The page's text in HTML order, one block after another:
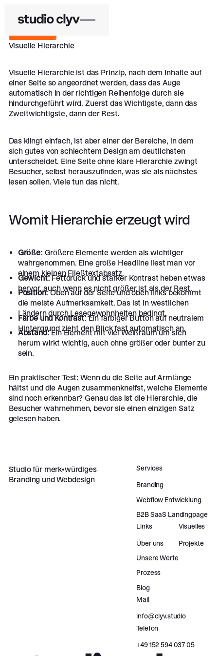
Zurück
Visuelle Hierarchie
Visuelle Hierarchie ist das Prinzip, nach dem Inhalte auf
einer Seite so angeordnet werden, dass das Auge
automatisch in der richtigen Reihenfolge durch sie
hindurchgeführt wird. Zuerst das Wichtigste, dann das
Zweitwichtigste, dann der Rest.
Das klingt einfach, ist aber einer der Bereiche, in dem
sich gutes von schlechtem Design am deutlichsten
unterscheidet. Eine Seite ohne klare Hierarchie zwingt
Besucher, selbst herauszufinden, was sie als nächstes
lesen sollen. Viele tun das nicht.
Womit Hierarchie erzeugt wird
Größe: Größere Elemente werden als wichtiger
wahrgenommen. Eine große Headline liest man vor
einem kleinen Fließtextabsatz.
Gewicht:Fettdruck und starker Kontrast heben etwas
hervor, auch wenn es nicht größer ist als der Rest.
Position:Oben auf der Seite und oben links bekommt
die meiste Aufmerksamkeit. Das ist in westlichen
Ländern durch Lesegewohnheiten bedingt.
Farbe und Kontrast:Ein farbiger Button auf neutralem
Hintergrund zieht den Blick fast automatisch an.
Abstand:Ein Element mit viel Weißraum um sich
herum wirkt wichtig, auch ohne größer oder bunter zu
sein.
Ein praktischer Test: Wenn du die Seite auf Armlänge
hältst und die Augen zusammenkneifst, welche Elemente
sind noch erkennbar? Genau das ist die Hierarchie, die
Besucher wahrnehmen, bevor sie einen einzigen Satz
gelesen haben.
Studio für merk•würdiges
Branding und Webdesign
Services
Branding
Webflow Entwicklung
B2B SaaS Landingpage
Links
Über uns
Unsere Werte
Prozess
Blog
Visuelles
Projekte
Mail
info@clyv.studio
Telefon
‪+49 152 594 037 05‬